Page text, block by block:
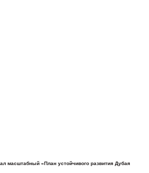
масштабный «План устойчивого развития Дубая